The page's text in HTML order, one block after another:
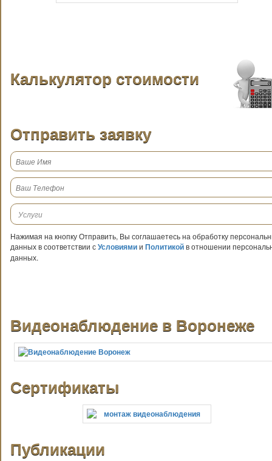
Калькулятор стоимости
Отправить заявку
Нажимая на кнопку Отправить, Вы соглашаетесь на обработку
данных в соответствии сУсловиямии Политикойв отношении
данных.
Видеонаблюдение в Воронеже
Сертификаты
Публикации